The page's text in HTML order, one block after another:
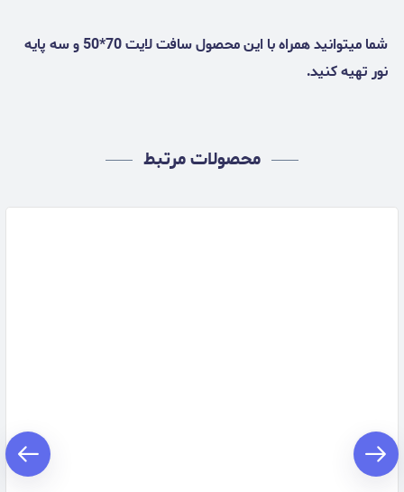
شما میتوانید همراه با این محصول سافت لایت 70*50 و سه پایه
نور تهیه کنید.
محصولات مرتبط